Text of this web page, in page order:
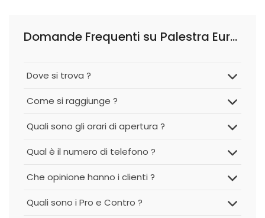
Domande Frequenti su Palestra Europa Club
Dove si trova ?
Come si raggiunge ?
Quali sono gli orari di apertura ?
Qual è il numero di telefono ?
Che opinione hanno i clienti ?
Quali sono i Pro e Contro ?